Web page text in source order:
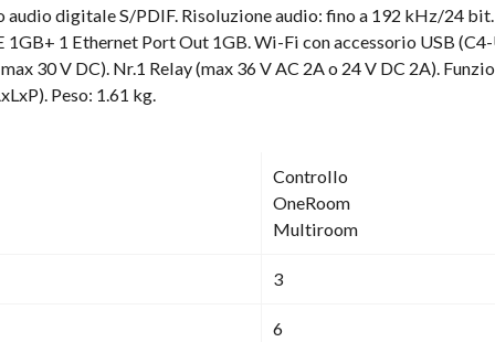
audio digitale S/PDIF. Risoluzione audio: fino a 192 kHz/24
1 Ethernet Port Out 1GB. Wi-Fi con accessorio USB
30 V DC). Nr.1 Relay (max 36 V AC 2A o 24 V DC 2A).
Peso: 1.61 kg.
Controllo
OneRoom
Multiroom
3
6